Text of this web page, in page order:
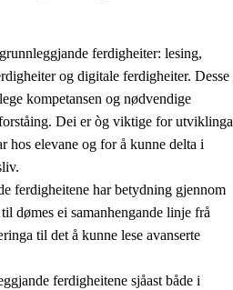
utvikling og danning
ferdigheiter: lesing,
og digitale ferdigheiter. Desse
kompetansen og nødvendige
Dei er òg viktige for utviklinga
hos elevane og for å kunne delta i
ferdigheitene har betydning gjennom
dømes ei samanhengande linje frå
til det å kunne lese avanserte
ferdigheitene sjåast både i